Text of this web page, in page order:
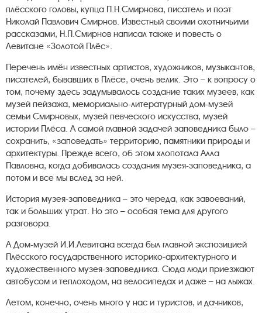
плёсского головы, купца П.Н.Смирнова, писатель и поэт
Николай Павлович Смирнов. Известный своими охотничьими
рассказами, Н.П.Смирнов написал также и повесть о
Левитане «Золотой Плёс».
Перечень имён известных артистов, художников, музыкантов,
писателей, бывавших в Плёсе, очень велик. Это – к вопросу о
том, почему здесь задумывалось создание таких музеев, как
музей пейзажа, мемориально-литературный дом-музей
семьи Смирновых, музей певческого искусства, музей
истории Плёса. А самой главной задачей заповедника было –
сохранить, «заповедать» территорию, памятники природы и
архитектуры. Прежде всего, об этом хлопотала Алла
Павловна, когда добивалась создания музея-заповедника, а
потом и все мы вслед за ней.
История музея-заповедника – это череда, как завоеваний,
так и больших утрат. Но это – особая тема для другого
разговора.
А Дом-музей И.И.Левитана всегда был главной экспозицией
Плёсского государственного историко-архитектурного и
художественного музея-заповедника. Сюда люди приезжают
автобусом и теплоходом, на велосипедах и даже – на лыжах.
Летом, конечно, очень много у нас и туристов, и дачников,